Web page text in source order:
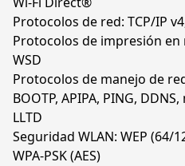
Protocolos de red: TCP/IP
Protocolos de impresión en
WSD
Protocolos de manejo de
BOOTP, APIPA, PING, DDNS,
LLTD
Seguridad WLAN: WEP (64/
WPA-PSK (AES)